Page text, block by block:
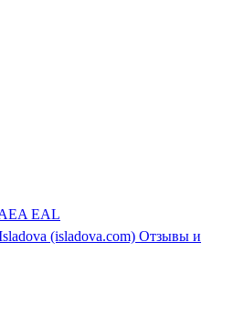
EAL
(isladova.com) Отзывы и